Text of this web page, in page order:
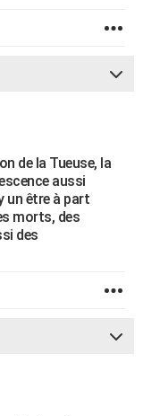
de la Tueuse, la
aussi
un être à part
morts, des
des